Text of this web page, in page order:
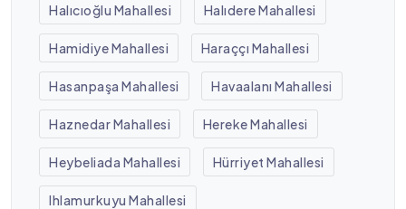
Halıcıoğlu Mahallesi Halıdere Mahallesi
Hamidiye Mahallesi Haraççı Mahallesi
Hasanpaşa Mahallesi Havaalanı Mahallesi
Haznedar Mahallesi Hereke Mahallesi
Heybeliada Mahallesi Hürriyet Mahallesi
Ihlamurkuyu Mahallesi